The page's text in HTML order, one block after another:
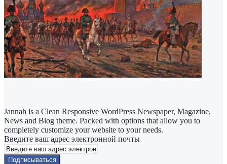
Jannah is a Clean Responsive WordPress Newspaper, Magazine,
News and Blog theme. Packed with options that allow you to
completely customize your website to your needs.
Введите ваш адрес электронной почты